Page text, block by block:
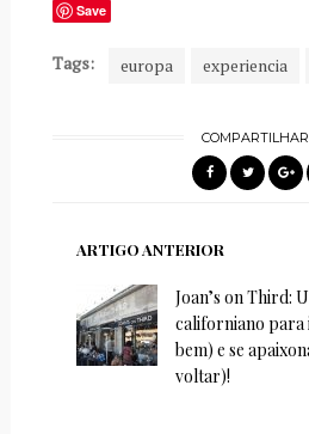
Save
Tags: europa experiencia
ARTIGO ANTERIOR
Joan’s on Third:
californiano
bem) e se
voltar)!